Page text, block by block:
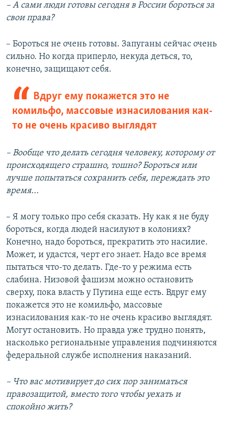
– А сами люди готовы сегодня в России бороться за
свои права?
– Бороться не очень готовы. Запуганы сейчас очень
сильно. Но когда приперло, некуда деться, то,
конечно, защищают себя.
Вдруг ему покажется это не
комильфо, массовые изнасилования как-
то не очень красиво выглядят
– Вообще что делать сегодня человеку, которому от
происходящего страшно, тошно? Бороться или
лучше попытаться сохранить себя, переждать это
время...
– Я могу только про себя сказать. Ну как я не буду
бороться, когда людей насилуют в колониях?
Конечно, надо бороться, прекратить это насилие.
Может, и удастся, черт его знает. Надо все время
пытаться что-то делать. Где-то у режима есть
слабина. Низовой фашизм можно остановить
сверху, пока власть у Путина еще есть. Вдруг ему
покажется это не комильфо, массовые
изнасилования как-то не очень красиво выглядят.
Могут остановить. Но правда уже трудно понять,
насколько региональные управления подчиняются
федеральной службе исполнения наказаний.
– Что вас мотивирует до сих пор заниматься
правозащитой, вместо того чтобы уехать и
спокойно жить?